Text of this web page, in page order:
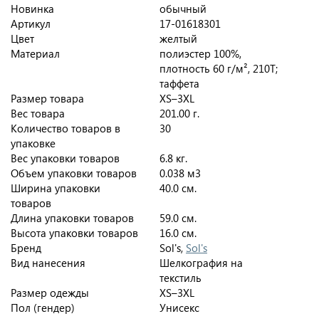
Новинка
обычный
Артикул
17-01618301
Цвет
желтый
Материал
полиэстер 100%,
плотность 60 г/м², 210Т;
таффета
Размер товара
XS–3XL
Вес товара
201.00 г.
Количество товаров в
упаковке
30
Вес упаковки товаров
6.8 кг.
Объем упаковки товаров
0.038 м3
Ширина упаковки
товаров
40.0 см.
Длина упаковки товаров
59.0 см.
Высота упаковки товаров
16.0 см.
Бренд
Sol's, Sol's
Вид нанесения
Шелкография на
текстиль
Размер одежды
XS–3XL
Пол (гендер)
Унисекс